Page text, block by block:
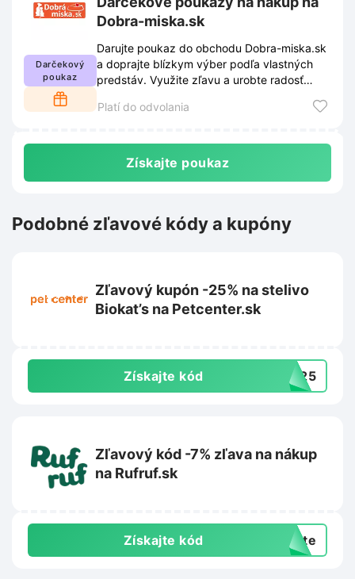
Darčekový
poukaz
Dobra-miska.sk
Darujte poukaz do obchodu Dobra-miska.sk
a doprajte blízkym výber podľa vlastných
predstáv. Využite zľavu a urobte radosť
Platí do odvolania
Získajte poukaz
Podobné zľavové kódy a kupóny
Zľavový kupón -25% na stelivo
Biokat’s na Petcenter.sk
Získajte kód BK25
Zľavový kód -7% zľava na nákup
na Rufruf.sk
Získajte kód exte